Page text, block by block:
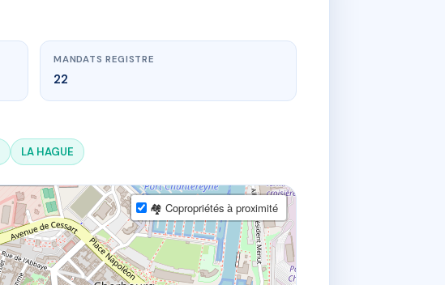
MANDATS REGISTRE
22
LA HAGUE
🏘 Copropriétés à proximité